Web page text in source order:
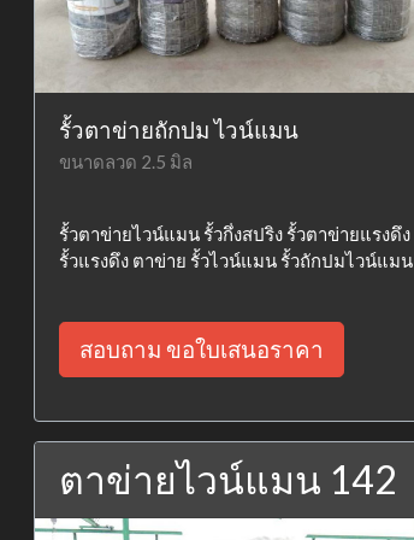
รั้วตาข่ายถักปม ไวน์แมน
ขนาดลวด 2.5 มิล
รั้วตาข่ายไวน์แมน รั้วกึ่งสปริง รั้วตาข่ายแรงดึง
รั้วแรงดึง ตาข่าย รั้วไวน์แมน รั้วถักปมไวน์แมน
สอบถาม ขอใบเสนอราคา
ตาข่ายไวน์แมน 142